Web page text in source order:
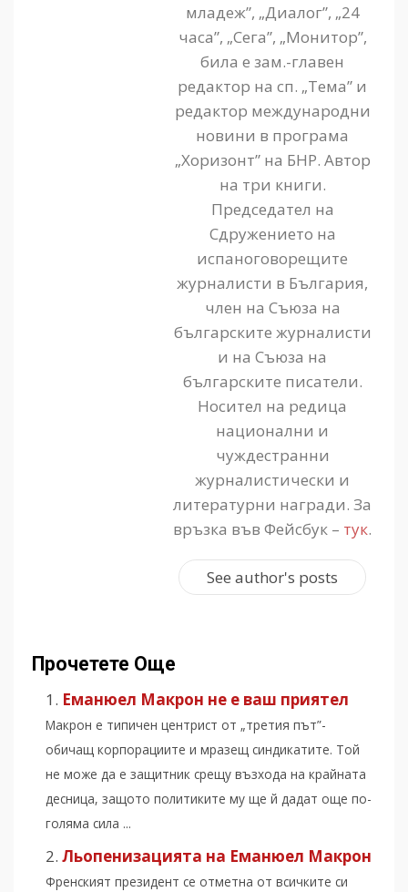
младеж”, „Диалог”, „24
часа”, „Сега”, „Монитор”,
била е зам.-главен
редактор на сп. „Тема” и
редактор международни
новини в програма
„Хоризонт” на БНР. Автор
на три книги.
Председател на
Сдружението на
испаноговорещите
журналисти в България,
член на Съюза на
българските журналисти
и на Съюза на
българските писатели.
Носител на редица
национални и
чуждестранни
журналистически и
литературни награди. За
връзка във Фейсбук – тук.
See author's posts
Прочетете Още
Еманюел Макрон не е ваш приятел
Макрон е типичен центрист от „третия път”-
обичащ корпорациите и мразещ синдикатите. Той
не може да е защитник срещу възхода на крайната
десница, защото политиките му ще й дадат още по-
голяма сила ...
Льопенизацията на Еманюел Макрон
Френският президент се отметна от всичките си